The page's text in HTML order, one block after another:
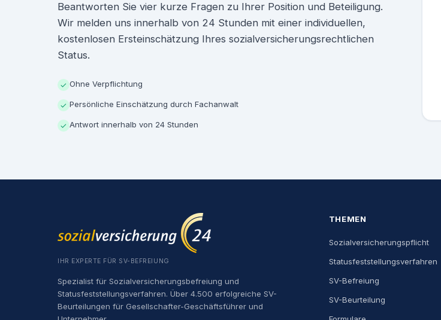
Beantworten Sie vier kurze Fragen zu Ihrer Position und Beteiligung.
Wir melden uns innerhalb von 24 Stunden mit einer individuellen,
kostenlosen Ersteinschätzung Ihres sozialversicherungsrechtlichen
Status.
✓ Ohne Verpflichtung
✓ Persönliche Einschätzung durch Fachanwalt
✓ Antwort innerhalb von 24 Stunden
IHR EXPERTE FÜR SV-BEFREIUNG
Spezialist für Sozialversicherungsbefreiung und
Statusfeststellungsverfahren. Über 4.500 erfolgreiche SV-
Beurteilungen für Gesellschafter-Geschäftsführer und
THEMEN
Sozialversicherungspflicht
Statusfeststellungsverfahren
SV-Befreiung
SV-Beurteilung